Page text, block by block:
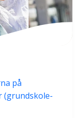
på
(grundskole-